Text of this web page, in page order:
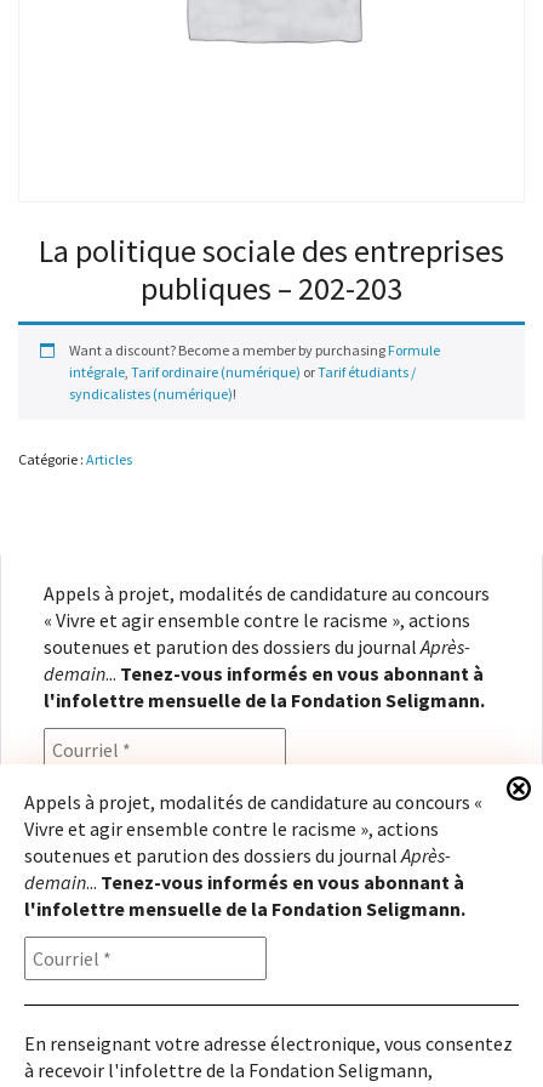
La politique sociale des entreprises
publiques – 202-203
Want a discount? Become a member by purchasing Formule
intégrale, Tarif ordinaire (numérique) orTarif étudiants /
syndicalistes (numérique)!
Catégorie : Articles
Appels à projet, modalités de candidature au concours
« Vivre et agir ensemble contre le racisme », actions
soutenues et parution des dossiers du journalAprès-
demain... Tenez-vous informés en vous abonnant à
l'infolettre mensuelle de la Fondation Seligmann.
En renseignant votre adresse électronique, vous
consentez à recevoir l'infolettre de la Fondation
Seligmann, conformément à notrepolitique de
confidentialité. Il vous sera possible de vous
désabonner à tout moment.
Copyright © 2026Fondation Seligmann|Mentions légales|Crédits
Appels à projet, modalités de candidature au concours «
Vivre et agir ensemble contre le racisme », actions
soutenues et parution des dossiers du journalAprès-
demain... Tenez-vous informés en vous abonnant à
l'infolettre mensuelle de la Fondation Seligmann.
En renseignant votre adresse électronique, vous consentez
à recevoir l'infolettre de la Fondation Seligmann,